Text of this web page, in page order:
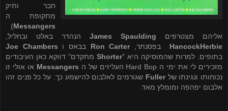
חבר ותיק
מתקופת ה
Messangers
)
אליהם מצטרפים James Spaulding הנהדר באלט ובחליל,
Herbie
Hancock בפסנתר,Ron Carter בבאס ו Joe Chambers
בתופים. למרות שהמוסיקה היא "Shorter מתקדם" דווקא כאן העיבודים
מזכירים לי את ימי ה Hard Bop העליזים של ה Messangers או אולי זו
נכוחותו ונגינתו שלFuller שגורמים לאלבום להישמע כך. על כל פנים זהו
אלבום יפהפה ומומלץ מאד.